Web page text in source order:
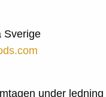
Sverige
under ledning